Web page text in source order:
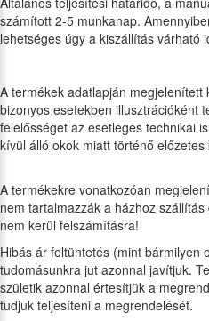
számított 2-5 munkanap.
lehetséges úgy a kiszállítás várható
A termékek adatlapján
bizonyos esetekben illusztrációként
felelősséget az esetleges technikai
kívül álló okok miatt történő
A termékekre vonatkozóan
nem tartalmazzák a házhoz
nem kerül felszámításra!
Hibás ár feltüntetés (mint bármilyen
tudomásunkra jut azonnal javítjuk.
születik azonnal értesítjük a
tudjuk teljesíteni a megrendelését.